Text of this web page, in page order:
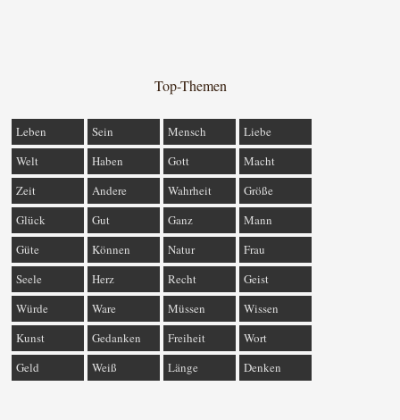
Top-Themen
Leben Sein Mensch
Liebe
Welt
Haben Gott
Macht
Zeit
Andere Wahrheit
Größe
Glück
Gut Ganz
Mann
Güte
Können Natur
Frau
Seele
Herz Recht
Geist
Würde
Ware Müssen
Wissen
Kunst
Gedanken Freiheit
Wort
Geld
Weiß Länge Denken